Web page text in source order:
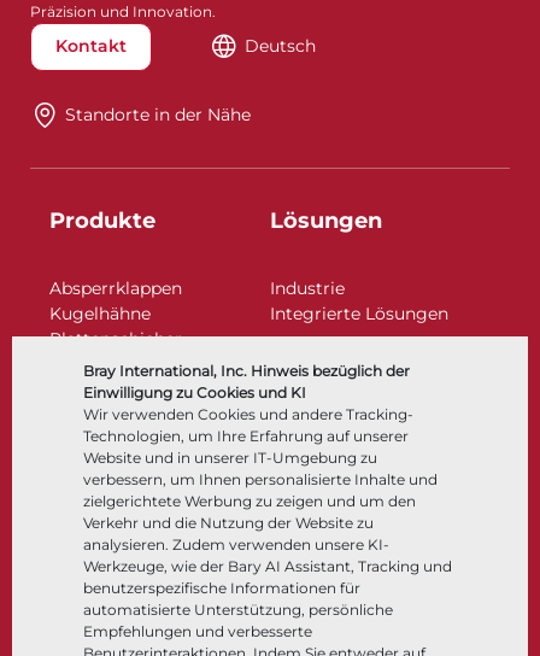
Bray International, Inc. Hinweis bezüglich der
Einwilligung zu Cookies und KI
Wir verwenden Cookies und andere Tracking-
Technologien, um Ihre Erfahrung auf unserer
Website und in unserer IT-Umgebung zu
verbessern, um Ihnen personalisierte Inhalte und
zielgerichtete Werbung zu zeigen und um den
Verkehr und die Nutzung der Website zu
analysieren. Zudem verwenden unsere KI-
Werkzeuge, wie der Bary AI Assistant, Tracking und
benutzerspezifische Informationen für
automatisierte Unterstützung, persönliche
Empfehlungen und verbesserte
Präzision und Innovation.
Kontakt Deutsch
Standorte in der Nähe​​​​​​​
Produkte
Absperrklappen
Kugelhähne
Plattenschieber
Regelarmaturen
Rückschlagklappen
Antriebe | Betätigungen
Steuer- und Regeltechnik
Tieftemperatur​​​​​​​
Lösungen
Industrie
Integrierte Lösungen
Unternehmen
Über
Standorte
Lieferantenmanagement
Nachhaltigkeit
Dokumentation
Dokumente
Wissenszentrum
Software
Werkstoffauswahl